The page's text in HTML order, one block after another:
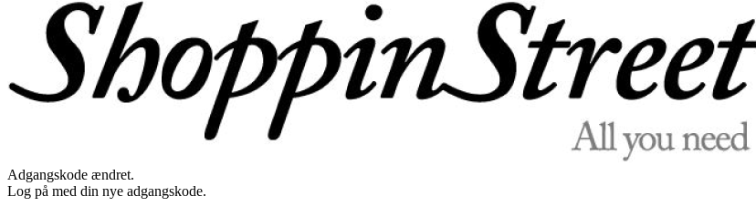
Adgangskode ændret.
Log på med din nye adgangskode.